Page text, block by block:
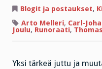
joulua!
Blogit ja postaukset,
Arto Melleri, Carl-
Joulu, Runoraati,
Yksi tärkeä juttu ja